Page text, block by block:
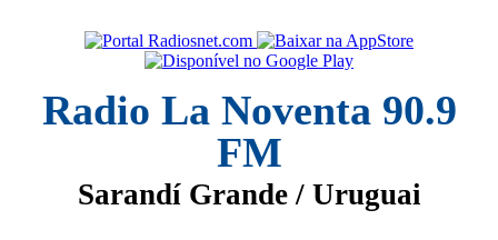
Radio La Noventa 90.9
FM
Sarandí Grande / Uruguai